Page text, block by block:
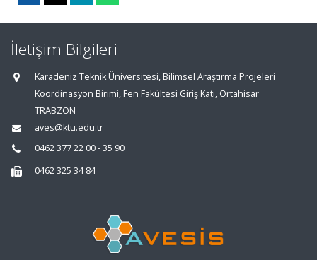
İletişim Bilgileri
Karadeniz Teknik Üniversitesi, Bilimsel Araştırma Projeleri
Koordinasyon Birimi, Fen Fakültesi Giriş Katı, Ortahisar
TRABZON
aves@ktu.edu.tr
0462 377 22 00 - 35 90
0462 325 34 84